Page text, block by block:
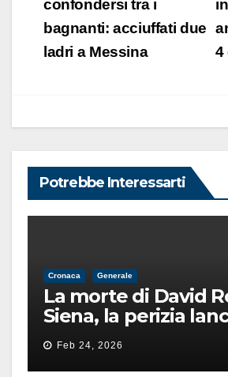
4
confondersi tra i
bagnanti: acciuffati due
ladri a Messina
Potrebbe Interessarti
Cronaca Generale
La morte di David
Siena, la perizia
pista di
finita male
Feb 24, 2026